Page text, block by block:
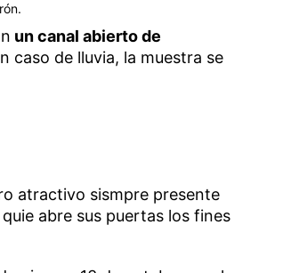
un canal abierto de
caso de lluvia, la muestra se
atractivo sismpre presente
abre sus puertas los fines